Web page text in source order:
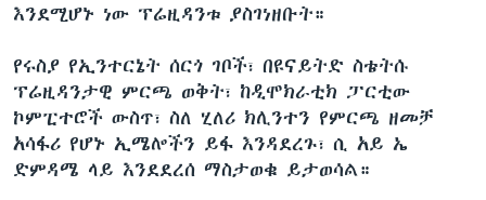
እንደሚሆኑ ነው ፕሬዚዳንቱ ያስገነዘቡት።
የሩስያ የኢንተርኔት ሰርጎ ገቦች፣ በዩናይትድ ስቴትሱ
ፕሬዚዳንታዊ ምርጫ ወቅት፣ ከዲሞክራቲክ ፓርቲው
ኮምፒተሮች ውስጥ፣ ስለ ሂለሪ ክሊንተን የምርጫ ዘመቻ
አሳፋሪ የሆኑ ኢሜሎችን ይፋ እንዳደረጉ፣ ሲ አይ ኤ
ድምዳሜ ላይ እንደደረሰ ማስታወቁ ይታወሳል።